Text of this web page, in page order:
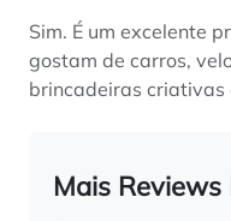
Sim. É um excelente
gostam de carros,
brincadeiras criativas
Mais Reviews